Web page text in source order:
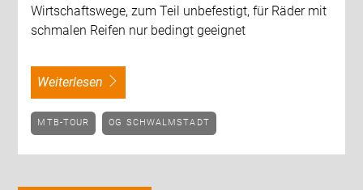
Wirtschaftswege, zum Teil unbefestigt, für Räder mit
schmalen Reifen nur bedingt geeignet
weiterlesen
MTB-TOUR OG SCHWALMSTADT